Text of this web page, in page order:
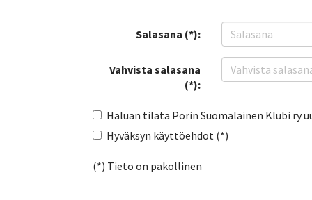
Salasana (*):
Vahvista salasana
(*):
Haluan tilata Porin Suomalainen Klubi ry
Hyväksyn käyttöehdot (*)
(*) Tieto on pakollinen